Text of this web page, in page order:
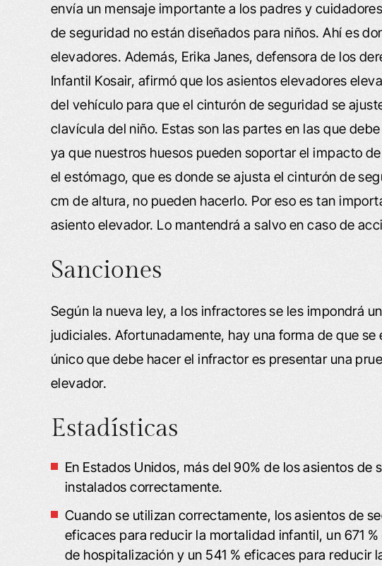
envía un mensaje importante a los padres y
de seguridad no están diseñados para niños. Ahí es
elevadores. Además, Erika Janes, defensora de los
Infantil Kosair, afirmó que los asientos elevadores
del vehículo para que el cinturón de seguridad se
clavícula del niño. Estas son las partes en las que
ya que nuestros huesos pueden soportar el impacto
el estómago, que es donde se ajusta el cinturón de
cm de altura, no pueden hacerlo. Por eso es tan
asiento elevador. Lo mantendrá a salvo en caso de
Sanciones
Según la nueva ley, a los infractores se les impondrá
judiciales. Afortunadamente, hay una forma de que se
único que debe hacer el infractor es presentar una
elevador.
Estadísticas
En Estados Unidos, más del 90% de los asientos de
instalados correctamente.
Cuando se utilizan correctamente, los asientos de
eficaces para reducir la mortalidad infantil, un 671
de hospitalización y un 541 % eficaces para reducir